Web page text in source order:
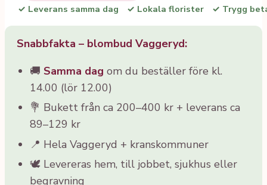
✓ Leverans samma dag ✓ Lokala florister ✓ Trygg
Snabbfakta – blombud Vaggeryd:
🚚 Samma dag om du beställer före kl.
14.00 (lör 12.00)
💐 Bukett från ca 200–400 kr + leverans ca
89–129 kr
📍 Hela Vaggeryd + kranskommuner
🕊️ Levereras hem, till jobbet, sjukhus eller
begravning